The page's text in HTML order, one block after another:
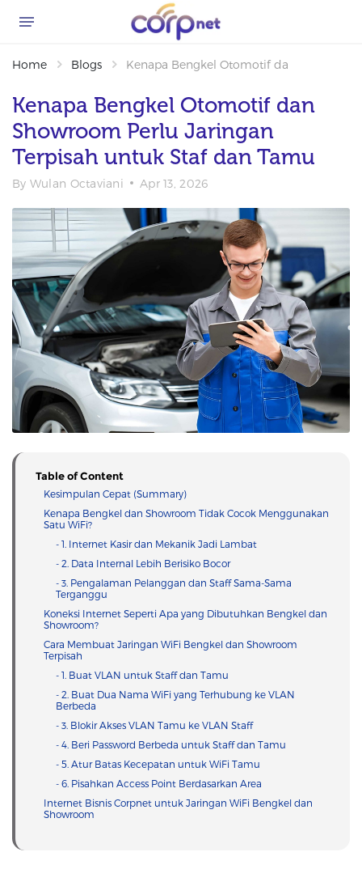
Home Blogs Kenapa Bengkel Otomotif dan
Kenapa Bengkel Otomotif dan
Showroom Perlu Jaringan
Terpisah untuk Staf dan Tamu
By Wulan Octaviani Apr 13, 2026
Table of Content
Kesimpulan Cepat (Summary)
Kenapa Bengkel dan Showroom Tidak Cocok Menggunakan
Satu WiFi?
- 1. Internet Kasir dan Mekanik Jadi Lambat
- 2. Data Internal Lebih Berisiko Bocor
- 3. Pengalaman Pelanggan dan Staff Sama-Sama
Terganggu
Koneksi Internet Seperti Apa yang Dibutuhkan Bengkel dan
Showroom?
Cara Membuat Jaringan WiFi Bengkel dan Showroom
Terpisah
- 1. Buat VLAN untuk Staff dan Tamu
- 2. Buat Dua Nama WiFi yang Terhubung ke VLAN
Berbeda
- 3. Blokir Akses VLAN Tamu ke VLAN Staff
- 4. Beri Password Berbeda untuk Staff dan Tamu
- 5. Atur Batas Kecepatan untuk WiFi Tamu
- 6. Pisahkan Access Point Berdasarkan Area
Internet Bisnis Corpnet untuk Jaringan WiFi Bengkel dan
Showroom